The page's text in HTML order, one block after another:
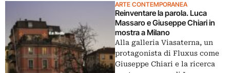
ARTE CONTEMPORANEA
Reinventare la parola. Luca
Massaro e Giuseppe Chiari in
mostra a Milano
Alla galleria Viasaterna, un
protagonista di Fluxus come
Giuseppe Chiari e la ricerca